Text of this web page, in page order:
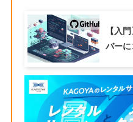
【入
バー